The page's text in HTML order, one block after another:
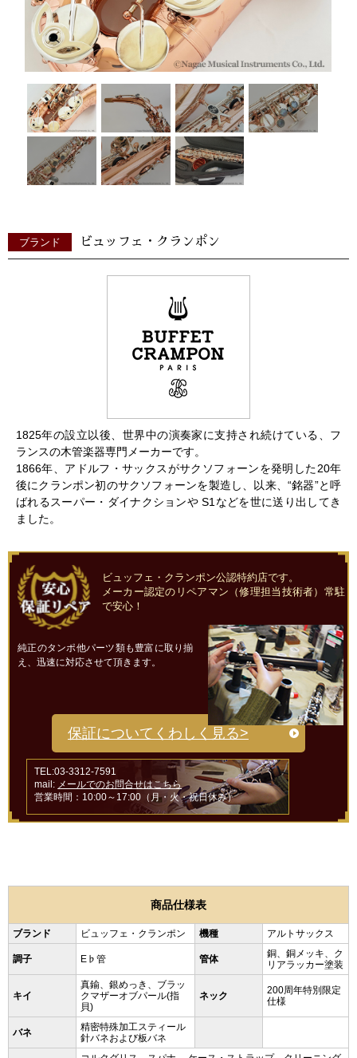
ブランド ビュッフェ・クランポン
1825年の設立以後、世界中の演奏家に支持され続けている、フ
ランスの木管楽器専門メーカーです。
1866年、アドルフ・サックスがサクソフォーンを発明した20年
後にクランポン初のサクソフォーンを製造し、以来、“銘器”と呼
ばれるスーパー・ダイナクションや S1などを世に送り出してき
ました。
ビュッフェ・クランポン公認特約店です。
メーカー認定のリペアマン（修理担当技術者）常駐
で安心！
純正のタンポ他パーツ類も豊富に取り揃
え、迅速に対応させて頂きます。
保証についてくわしく見る>
TEL:03-3312-7591
mail: メールでのお問合せはこちら
営業時間：10:00～17:00（月・火・祝日休み）
商品仕様表
ブランド ビュッフェ・クランポン 機種 アルトサックス
調子 E♭管 管体
銅、銅メッキ、ク
リアラッカー塗装
キイ
真鍮、銀めっき、ブラッ
クマザーオブパール(指
貝)
ネック
200周年特別限定
仕様
バネ
精密特殊加工スティール
針バネおよび板バネ